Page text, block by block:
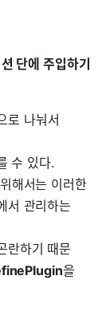
단에 주입하기
로 나눠서
수 있다.
해서는 이러한
서 관리하는
란하기 때문
을